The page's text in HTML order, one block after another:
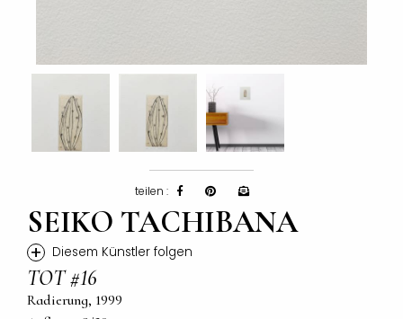
teilen :
SEIKO TACHIBANA
+ Diesem Künstler folgen
TOT #16
Radierung, 1999